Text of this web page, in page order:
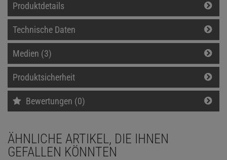
Produktdetails
Technische Daten
Medien (3)
Produktsicherheit
Bewertungen (0)
ÄHNLICHE ARTIKEL, DIE IHNEN
GEFALLEN KÖNNTEN